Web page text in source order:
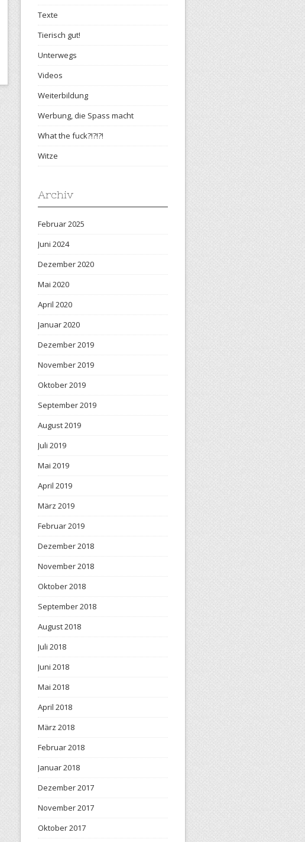
Texte
Tierisch gut!
Unterwegs
Videos
Weiterbildung
Werbung, die Spass macht
What the fuck?!?!?!
Witze
Archiv
Februar 2025
Juni 2024
Dezember 2020
Mai 2020
April 2020
Januar 2020
Dezember 2019
November 2019
Oktober 2019
September 2019
August 2019
Juli 2019
Mai 2019
April 2019
März 2019
Februar 2019
Dezember 2018
November 2018
Oktober 2018
September 2018
August 2018
Juli 2018
Juni 2018
Mai 2018
April 2018
März 2018
Februar 2018
Januar 2018
Dezember 2017
November 2017
Oktober 2017